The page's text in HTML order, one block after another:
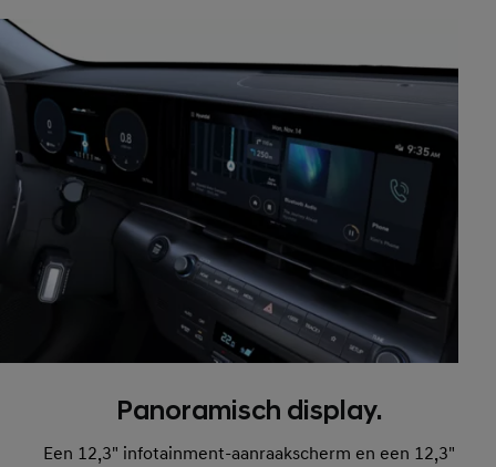
Panoramisch display.
Een 12,3" infotainment-aanraakscherm en een 12,3"